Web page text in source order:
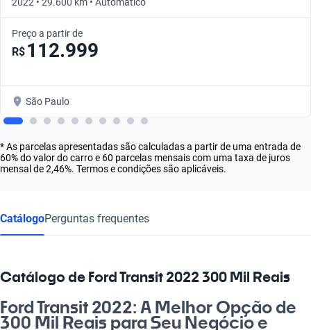
Preço a partir de
R$ 112.999
São Paulo
* As parcelas apresentadas são calculadas a partir de uma entrada de
60% do valor do carro e 60 parcelas mensais com uma taxa de juros
mensal de 2,46%. Termos e condições são aplicáveis.
CatálogoPerguntas frequentes
Catálogo de Ford Transit 2022 300 Mil Reais
Ford Transit 2022: A Melhor Opção de
300 Mil Reais para Seu Negócio e